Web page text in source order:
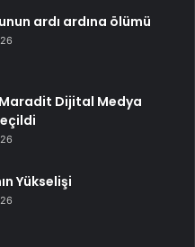
ardı ardına ölümü
Dijital Medya
Yükselişi